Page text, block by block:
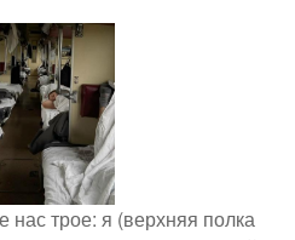
нас трое: я (верхняя полка